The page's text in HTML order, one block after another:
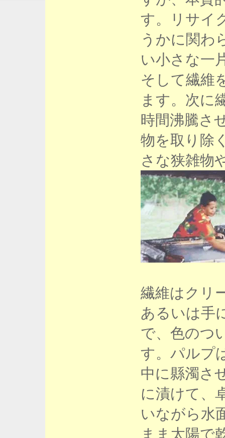
す。リサイ
うかに関わ
い小さな一
そして繊維
ます。次に
時間沸騰さ
物を取り除
さな狭雑物
繊維はクリ
あるいは手
で、色のつ
す。パルプ
中に縣濁さ
に漬けて、
いながら水
まま太陽で